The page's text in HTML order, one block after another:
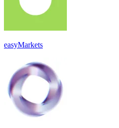
easyMarkets